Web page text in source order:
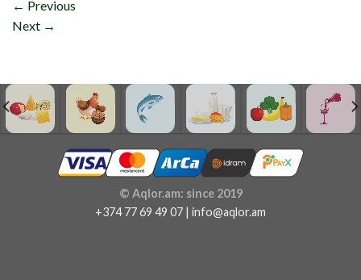
← Previous
Next →
© Aqlor.am: since 2019
+374 77 69 49 07 | info@aqlor.am